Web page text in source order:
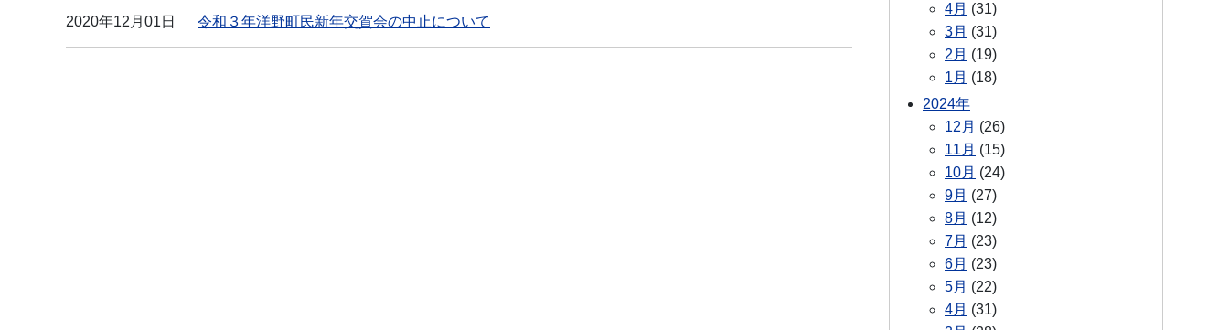
2020年12月01日 令和３年洋野町民新年交賀会の中止について
4月 (31)
3月 (31)
2月 (19)
1月 (18)
2024年
12月 (26)
11月 (15)
10月 (24)
9月 (27)
8月 (12)
7月 (23)
6月 (23)
5月 (22)
4月 (31)